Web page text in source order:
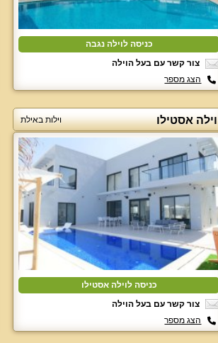
כניסה לוילה נגבה
צור קשר עם בעל הוילה
הצג מספר
וילה אסטילו וילות באילת
כניסה לוילה אסטילו
צור קשר עם בעל הוילה
הצג מספר